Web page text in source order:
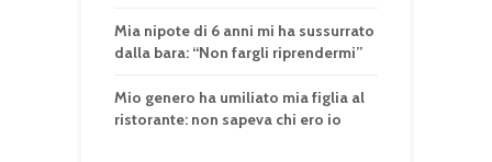
Mia nipote di 6 anni mi ha sussurrato
dalla bara: “Non fargli riprendermi”
Mio genero ha umiliato mia figlia al
ristorante: non sapeva chi ero io